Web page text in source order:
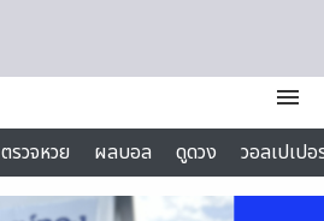
menu
ตรวจหวย ผลบอล ดูดวง
วอลเปเป